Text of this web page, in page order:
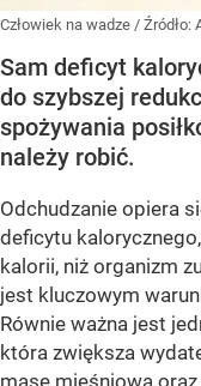
Człowiek na wadze / Źródło:
Sam deficyt
do szybszej
spożywania
należy robić.
Odchudzanie opiera
deficytu
kalorii, niż organizm
jest kluczowym
Równie ważna jest
która zwiększa